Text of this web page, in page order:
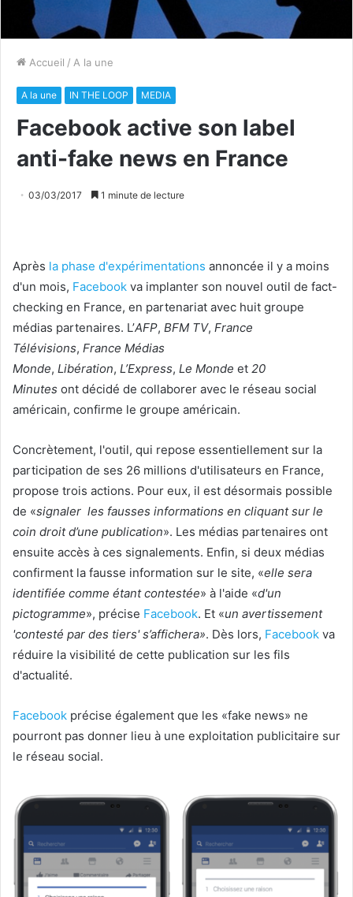
Accueil / A la une
A la une IN THE LOOP MEDIA
Facebook active son label
anti-fake news en France
03/03/2017 1 minute de lecture
Après la phase d'expérimentations annoncée il y a moins
d'un mois, Facebook va implanter son nouvel outil de fact-
checking en France, en partenariat avec huit groupe
médias partenaires. L’AFP, BFM TV, France
Télévisions, France Médias
Monde, Libération, L’Express, Le Monde et 20
Minutes ont décidé de collaborer avec le réseau social
américain, confirme le groupe américain.
Concrètement, l'outil, qui repose essentiellement sur la
participation de ses 26 millions d'utilisateurs en France,
propose trois actions. Pour eux, il est désormais possible
de «signaler les fausses informations en cliquant sur le
coin droit d’une publication». Les médias partenaires ont
ensuite accès à ces signalements. Enfin, si deux médias
confirment la fausse information sur le site, «elle sera
identifiée comme étant contestée» à l'aide «d'un
pictogramme», précise Facebook. Et «un avertissement
'contesté par des tiers' s’affichera». Dès lors, Facebook va
réduire la visibilité de cette publication sur les fils
d'actualité.
Facebook précise également que les «fake news» ne
pourront pas donner lieu à une exploitation publicitaire sur
le réseau social.